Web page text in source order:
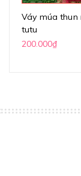
Váy múa thun
tutu
200.000₫